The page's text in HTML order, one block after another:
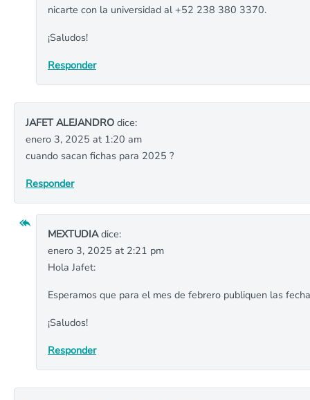
nicarte con la universidad al +52 238 380 3370.
¡Saludos!
Responder
JAFET ALEJANDRO dice:
enero 3, 2025 at 1:20 am
cuando sacan fichas para 2025 ?
Responder
MEXTUDIAdice:
enero 3, 2025 at 2:21 pm
Hola Jafet:
Esperamos que para el mes de febrero publiquen las
¡Saludos!
Responder